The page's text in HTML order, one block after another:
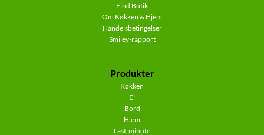
Find Butik
Om Køkken & Hjem
Handelsbetingelser
Smiley-rapport
Produkter
Køkken
El
Bord
Hjem
Last-minute